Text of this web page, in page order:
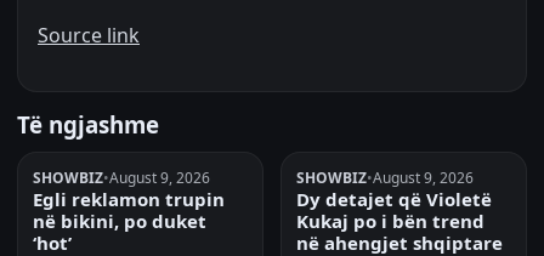
Source link
Të ngjashme
SHOWBIZ•August 9, 2026
Egli reklamon trupin
në bikini, po duket
‘hot’
SHOWBIZ•August 9, 2026
Dy detajet që Violetë
Kukaj po i bën trend
në ahengjet shqiptare